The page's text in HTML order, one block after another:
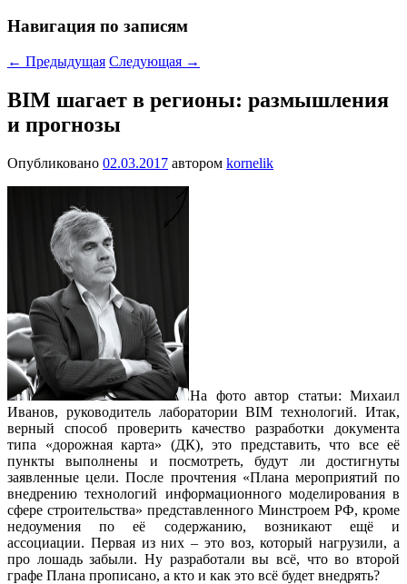
Навигация по записям
← Предыдущая Следующая →
BIM шагает в регионы: размышления
и прогнозы
Опубликовано 02.03.2017 автором kornelik
На фото автор статьи: Михаил
Иванов, руководитель лаборатории BIM технологий. Итак,
верный способ проверить качество разработки документа
типа «дорожная карта» (ДК), это представить, что все её
пункты выполнены и посмотреть, будут ли достигнуты
заявленные цели. После прочтения «Плана мероприятий по
внедрению технологий информационного моделирования в
сфере строительства» представленного Минстроем РФ, кроме
недоумения по её содержанию, возникают ещё и
ассоциации. Первая из них – это воз, который нагрузили, а
про лошадь забыли. Ну разработали вы всё, что во второй
графе Плана прописано, а кто и как это всё будет внедрять?